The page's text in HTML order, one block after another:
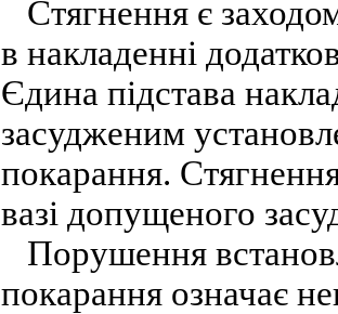
Стягнення є
в накладенні
Єдина підстава
засудженим
покарання.
вазі допущеного
Порушення
покарання означає